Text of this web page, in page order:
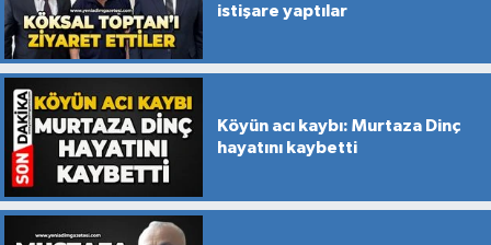
istişare yaptılar
Köyün acı kaybı: Murtaza Dinç
hayatını kaybetti